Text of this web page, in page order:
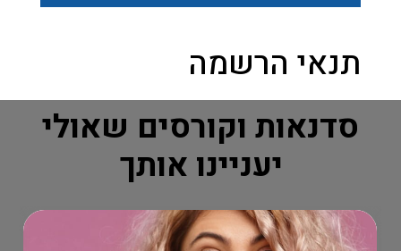
תנאי הרשמה
סדנאות וקורסים שאולי
יעניינו אותך